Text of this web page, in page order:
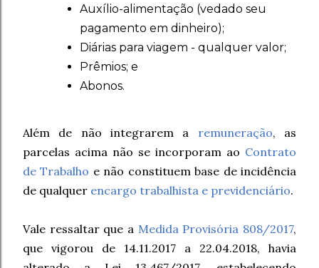
Auxílio-alimentação (vedado seu
pagamento em dinheiro);
Diárias para viagem - qualquer valor;
Prêmios; e
Abonos.
Além de não integrarem a remuneração, as
parcelas acima não se incorporam ao Contrato
de Trabalho e não constituem base de incidência
de qualquer encargo trabalhista e previdenciário.
Vale ressaltar que a Medida Provisória 808/2017,
que vigorou de 14.11.2017 a 22.04.2018, havia